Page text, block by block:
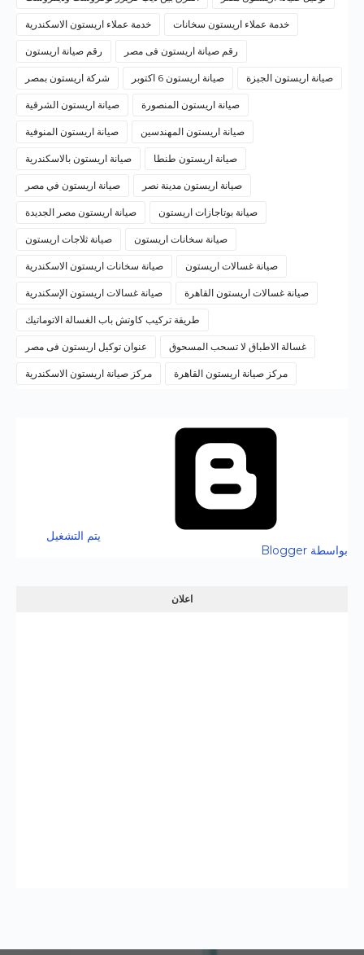
خدمة عملاء اريستون الاسكندرية خدمة عملاء اريستون سخانات
رقم صيانة اريستون رقم صيانة اريستون فى مصر
شركة اريستون بمصر صيانة اريستون 6 اكتوبر صيانة اريستون الجيزة
صيانة اريستون الشرقية صيانة اريستون المنصورة
صيانة اريستون المنوفية صيانة اريستون المهندسين
صيانة اريستون بالاسكندرية صيانة اريستون طنطا
صيانة اريستون في مصر صيانة اريستون مدينة نصر
صيانة اريستون مصر الجديدة صيانة بوتاجازات اريستون
صيانة ثلاجات اريستون صيانة سخانات اريستون
صيانة سخانات اريستون الاسكندرية صيانة غسالات اريستون
صيانة غسالات اريستون الإسكندرية صيانة غسالات اريستون القاهرة
طريقة تركيب كاوتش باب الغسالة الاتوماتيك
عنوان توكيل اريستون فى مصر غسالة الاطباق لا تسحب المسحوق
مركز صيانة اريستون الاسكندرية مركز صيانة اريستون القاهرة
‏يتم التشغيل
بواسطة Blogger
اعلان